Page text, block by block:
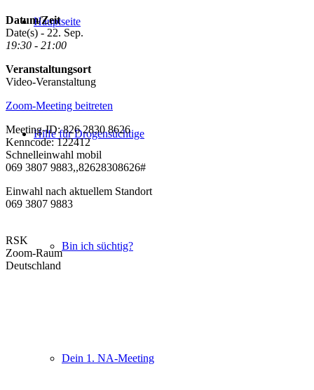
Hauptseite
Hilfe für Drogensüchtige
Bin ich süchtig?
Dein 1. NA-Meeting
Datum/Zeit
Date(s) - 22. Sep.
19:30 - 21:00
Veranstaltungsort
Video-Veranstaltung
Zoom-Meeting beitreten
Meeting-ID: 826 2830 8626
Kenncode: 122412
Schnelleinwahl mobil
069 3807 9883,,82628308626#
Einwahl nach aktuellem Standort
069 3807 9883
RSK
Zoom-Raum
Deutschland